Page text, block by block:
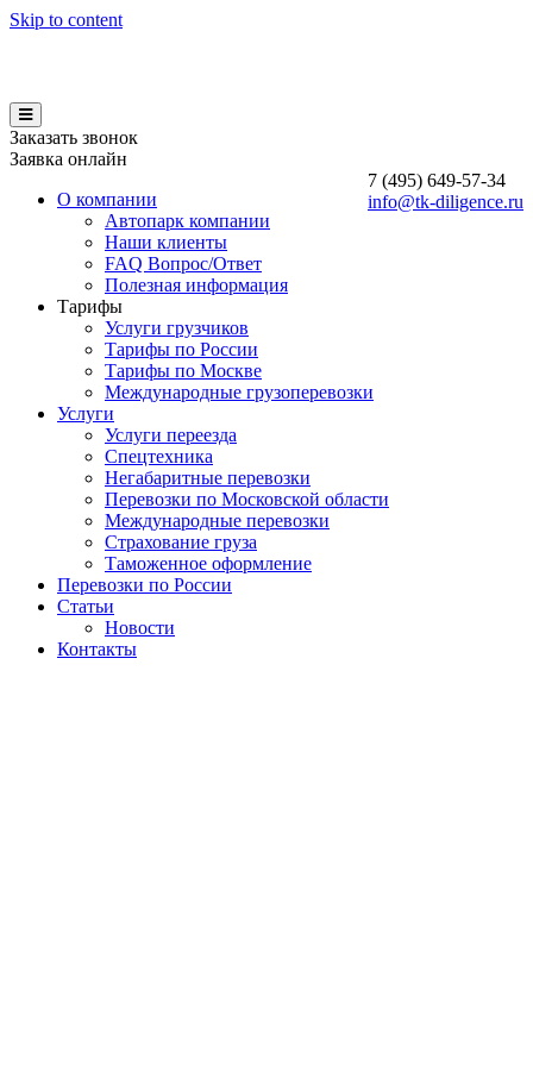
Skip to content
Заказать звонок
Заявка онлайн
7 (495) 649-57-34
info@tk-diligence.ru
О компании
Автопарк компании
Наши клиенты
FAQ Вопрос/Ответ
Полезная информация
Тарифы
Услуги грузчиков
Тарифы по России
Тарифы по Москве
Международные грузоперевозки
Услуги
Услуги переезда
Спецтехника
Негабаритные перевозки
Перевозки по Московской области
Международные перевозки
Страхование груза
Таможенное оформление
Перевозки по России
Статьи
Новости
Контакты